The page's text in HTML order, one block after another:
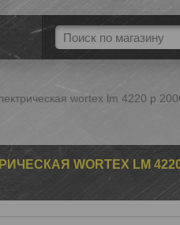
wortex lm 4220 p
WORTEX LM 4220